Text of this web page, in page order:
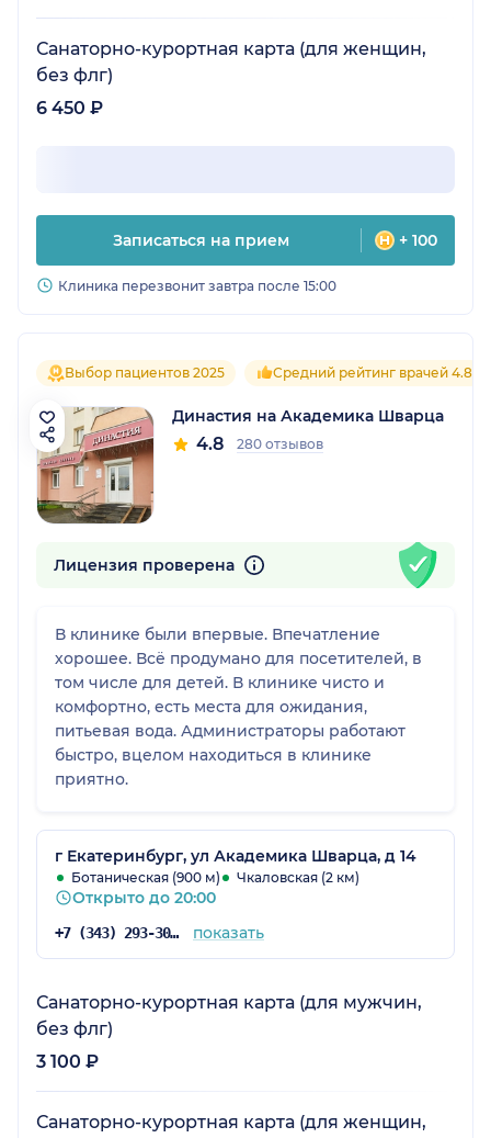
Санаторно-курортная карта (для женщин,
без флг)
6 450 ₽
Записаться на прием + 100
Клиника перезвонит завтра после 15:00
Выбор пациентов 2025 Средний рейтинг врачей 4.8
Династия на Академика Шварца
4.8 280 отзывов
Лицензия проверена
В клинике были впервые. Впечатление
хорошее. Всё продумано для посетителей, в
том числе для детей. В клинике чисто и
комфортно, есть места для ожидания,
питьевая вода. Администраторы работают
быстро, вцелом находиться в клинике
приятно.
г Екатеринбург, ул Академика Шварца, д 14
Ботаническая (900 м) Чкаловская (2 км)
Открыто до 20:00
+7 (343) 293-30-81 показать
Санаторно-курортная карта (для мужчин,
без флг)
3 100 ₽
Санаторно-курортная карта (для женщин,